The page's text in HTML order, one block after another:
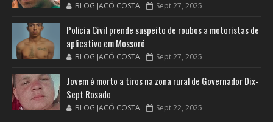
BLOG JACÓ COSTA Sept 27, 2025
Polícia Civil prende suspeito de roubos a motoristas de
aplicativo em Mossoró
BLOG JACÓ COSTA Sept 27, 2025
Jovem é morto a tiros na zona rural de Governador Dix-
Sept Rosado
BLOG JACÓ COSTA Sept 22, 2025